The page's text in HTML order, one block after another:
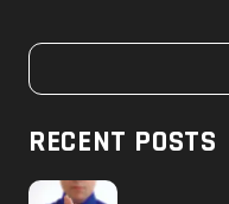
Rechercher
RECENT POSTS